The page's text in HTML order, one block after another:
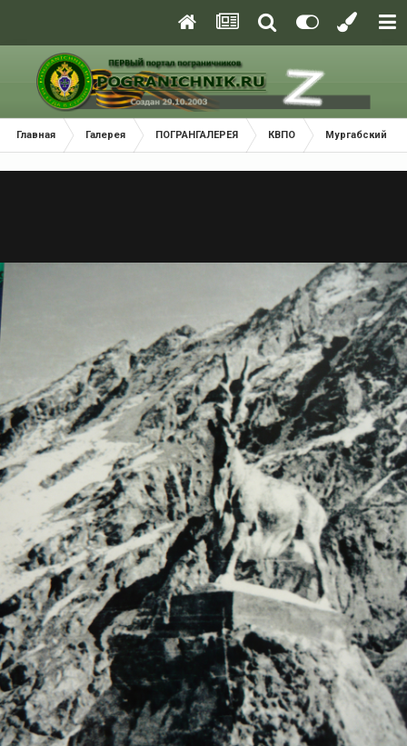
Главная Галерея ПОГРАНГАЛЕРЕЯ КВПО Мургабский